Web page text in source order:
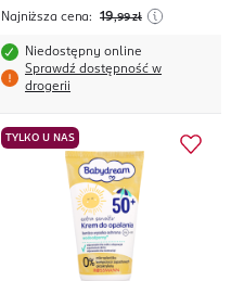
Najniższa cena: 19,99 zł
Niedostępny online
Sprawdź dostępność w
drogerii
TYLKO U NAS